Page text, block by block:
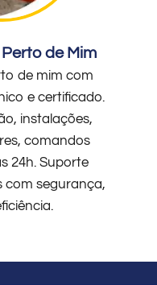
de Mim
de mim com
e certificado.
instalações,
comandos
24h. Suporte
com segurança,